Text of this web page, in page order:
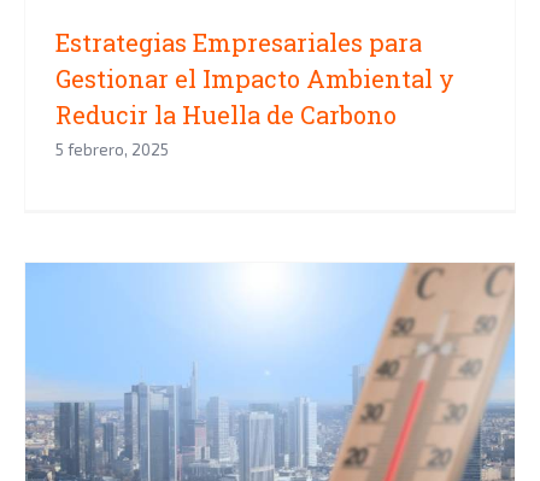
Estrategias Empresariales para
Gestionar el Impacto Ambiental y
Reducir la Huella de Carbono
5 febrero, 2025
Implicaciones de la Ley Vasca de
Transición Energética y Cambio